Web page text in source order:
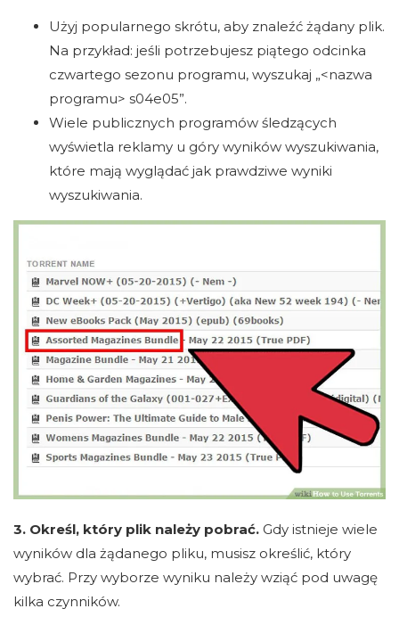
Użyj popularnego skrótu, aby znaleźć żądany plik.
Na przykład: jeśli potrzebujesz piątego odcinka
czwartego sezonu programu, wyszukaj „<nazwa
programu> s04e05”.
Wiele publicznych programów śledzących
wyświetla reklamy u góry wyników wyszukiwania,
które mają wyglądać jak prawdziwe wyniki
wyszukiwania.
3. Określ, który plik należy pobrać. Gdy istnieje wiele
wyników dla żądanego pliku, musisz określić, który
wybrać. Przy wyborze wyniku należy wziąć pod uwagę
kilka czynników.